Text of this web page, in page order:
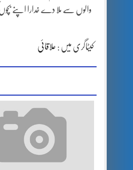
والوں سے ملا دے خدارا اپنے
کیٹاگری میں : علاقائی